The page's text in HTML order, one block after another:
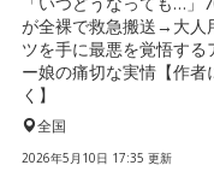
が全裸で救急搬送→大人
ツを手に最悪を覚悟する
ー娘の痛切な実情【作者
く】
全国
2026年5月10日 17:35 更新